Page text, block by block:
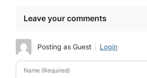
Leave your comments
Posting as Guest Login
Name (Required)